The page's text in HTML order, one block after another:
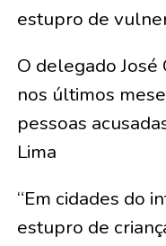
estupro de
O delegado
nos últimos
pessoas
Lima
“Em cidades do
estupro de